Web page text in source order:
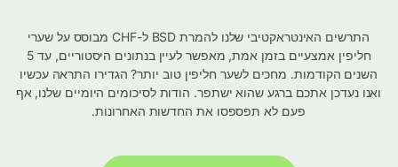
התרשים האינטראקטיבי שלנו להמרת BSD ל-CHF מבוסס על שערי
חליפין אמצעיים בזמן אמת, מאפשר לעיין בנתונים היסטוריים, עד 5
השנים הקודמות. מחכים לשער חליפין טוב יותר? הגדירו התראה עכשיו
ואנו נעדכן אתכם ברגע שהוא ישתפר. הודות לסיכומים היומיים שלנו, אף
פעם לא תפספסו את החדשות האחרונות.